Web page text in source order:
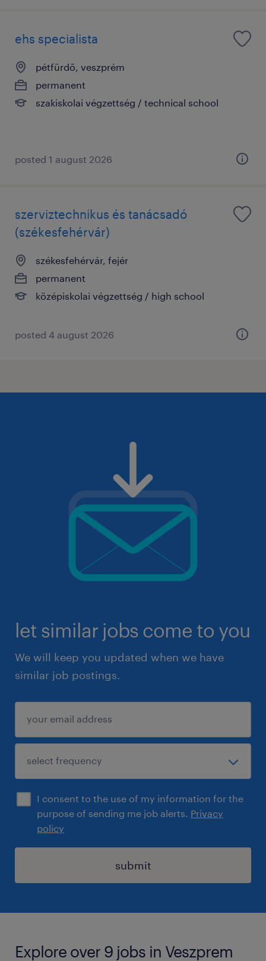
ehs specialista
pétfürdő, veszprém
permanent
szakiskolai végzettség / technical school
posted 1 august 2026
szerviztechnikus és tanácsadó
(székesfehérvár)
székesfehérvár, fejér
permanent
középiskolai végzettség / high school
posted 4 august 2026
let similar jobs come to you
We will keep you updated when we have
similar job postings.
I consent to the use of my information for the
purpose of sending me job alerts. Privacy
policy
submit
Explore over 9 jobs in Veszprem